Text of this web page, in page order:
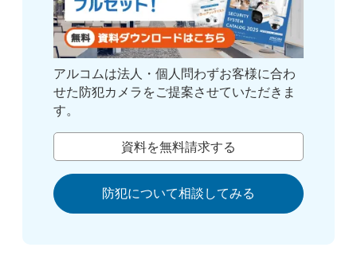
アルコムは法人・個人問わずお客様に合わ
せた防犯カメラをご提案させていただきま
す。
資料を無料請求する
防犯について相談してみる